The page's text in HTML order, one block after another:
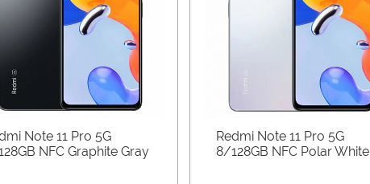
Note 11 Pro 5G
NFC Graphite Gray
Redmi Note 11 Pro 5G
8/128GB NFC Polar White